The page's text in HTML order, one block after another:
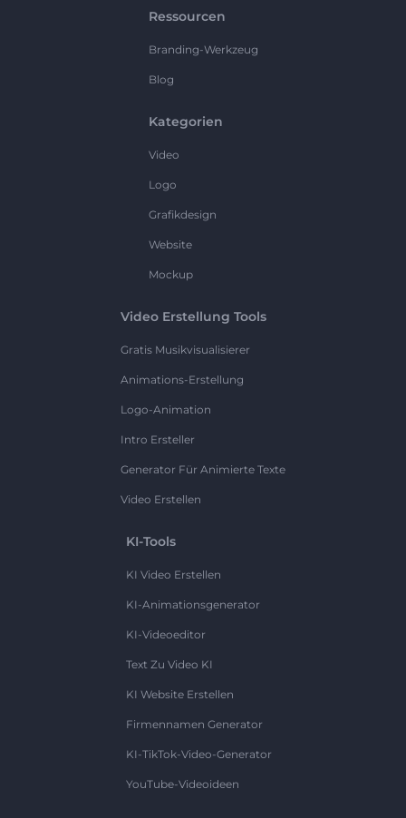
Ressourcen
Branding-Werkzeug
Blog
Kategorien
Video
Logo
Grafikdesign
Website
Mockup
Video Erstellung Tools
Gratis Musikvisualisierer
Animations-Erstellung
Logo-Animation
Intro Ersteller
Generator Für Animierte Texte
Video Erstellen
KI-Tools
KI Video Erstellen
KI-Animationsgenerator
KI-Videoeditor
Text Zu Video KI
KI Website Erstellen
Firmennamen Generator
KI-TikTok-Video-Generator
YouTube-Videoideen